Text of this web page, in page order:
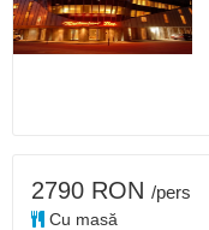
2790 RON /pers
Cu masă